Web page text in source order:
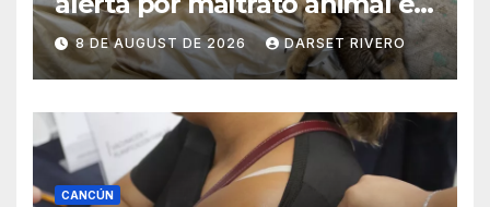
Cancún
8 DE AUGUST DE 2026 DARSET RIVERO
CANCÚN